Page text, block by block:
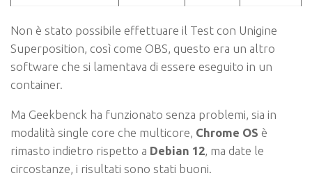
Non è stato possibile effettuare il Test con Unigine
Superposition, così come OBS, questo era un altro
software che si lamentava di essere eseguito in un
container.
Ma Geekbenck ha funzionato senza problemi, sia in
modalità single core che multicore, Chrome OS è
rimasto indietro rispetto a Debian 12 , ma date le
circostanze, i risultati sono stati buoni.